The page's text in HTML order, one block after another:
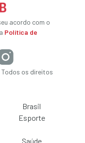
acordo com o
Política de
os direitos
Brasil
Esporte
Saúde